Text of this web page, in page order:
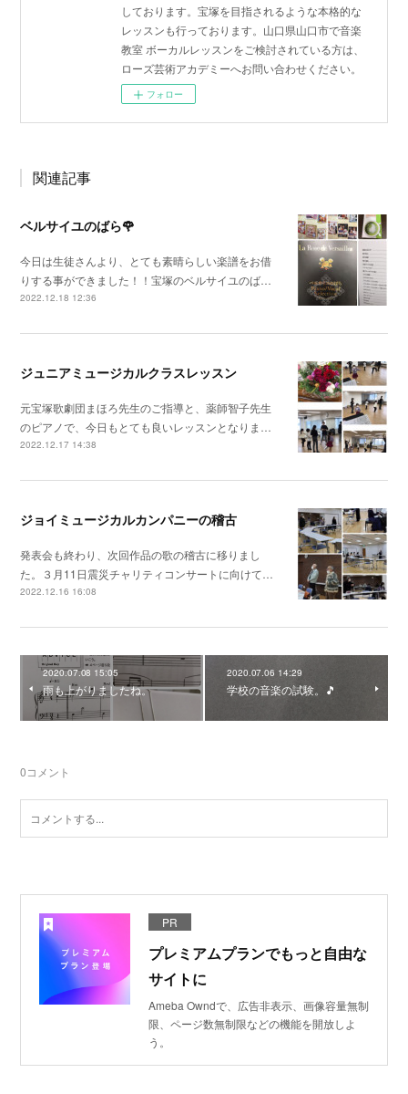
しております。宝塚を目指されるような本格的な
レッスンも行っております。山口県山口市で音楽
教室 ボーカルレッスンをご検討されている方は、
ローズ芸術アカデミーへお問い合わせください。
フォロー
関連記事
ベルサイユのばら🌹
今日は生徒さんより、とても素晴らしい楽譜をお借
りする事ができました！！宝塚のベルサイユのば…
2022.12.18 12:36
ジュニアミュージカルクラスレッスン
元宝塚歌劇団まほろ先生のご指導と、薬師智子先生
のピアノで、今日もとても良いレッスンとなりま…
2022.12.17 14:38
ジョイミュージカルカンパニーの稽古
発表会も終わり、次回作品の歌の稽古に移りまし
た。３月11日震災チャリティコンサートに向けて…
2022.12.16 16:08
2020.07.08 15:05
雨も上がりましたね。
2020.07.06 14:29
学校の音楽の試験。🎵
0コメント
PR
プレミアムプランでもっと自由な
サイトに
Ameba Owndで、広告非表示、画像容量無制
限、ページ数無制限などの機能を開放しよ
う。